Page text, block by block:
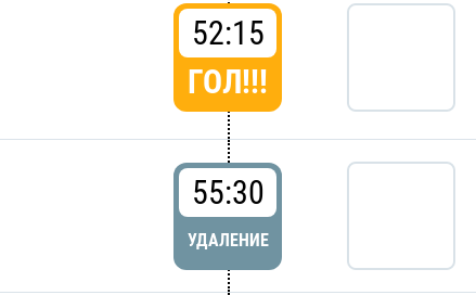
52:15
ГОЛ!!!
55:30
УДАЛЕНИЕ